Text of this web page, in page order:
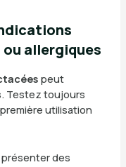
ou allergiques
peut
Testez toujours
utilisation
des